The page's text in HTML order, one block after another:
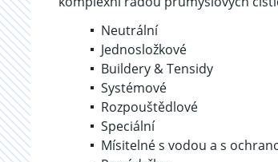
Neutrální
Jednosložkové
Buildery & Tensidy
Systémové
Rozpouštědlové
Speciální
Mísitelné s vodou a s